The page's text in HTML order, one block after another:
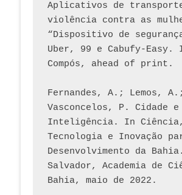
Aplicativos de
violência contra as
“Dispositivo de
Uber, 99 e Cabufy-Easy.
Compós, ahead of print.
Fernandes, A.; Lemos, A.;
Vasconcelos, P. Cidade e
Inteligência. In Ciência,
Tecnologia e Inovação
Desenvolvimento da
Salvador, Academia de
Bahia, maio de 2022.